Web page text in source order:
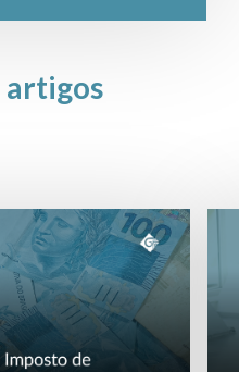
artigos